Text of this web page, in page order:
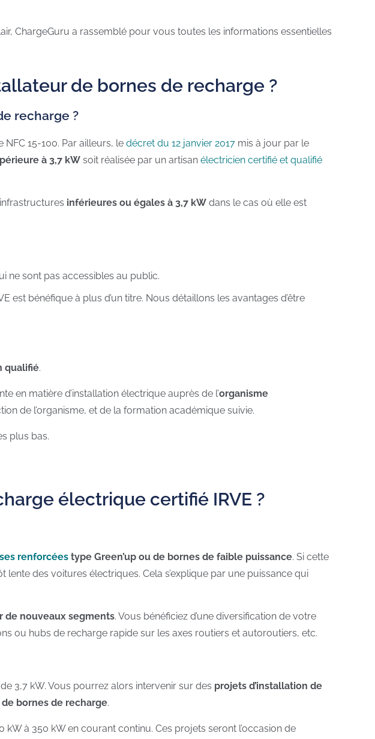
ChargeGuru a rassemblé pour vous toutes les informations essentielles
de bornes de recharge ?
recharge ?
15-100. Par ailleurs, le décret du 12 janvier 2017 mis à jour par le
à 3,7 kW soit réalisée par un artisan électricien certifié et qualifié
inférieures ou égales à 3,7 kW dans le cas où elle est
ne sont pas accessibles au public.
bénéfique à plus d’un titre. Nous détaillons les avantages d’être
qualifié.
en matière d’installation électrique auprès de l’organisme
de l’organisme, et de la formation académique suivie.
plus bas.
électrique certifié IRVE ?
renforcées type Green’up ou de bornes de faible puissance. Si cette
des voitures électriques. Cela s’explique par une puissance qui
de nouveaux segments. Vous bénéficiez d’une diversification de votre
ou hubs de recharge rapide sur les axes routiers et autoroutiers, etc.
3,7 kW. Vous pourrez alors intervenir sur des projets d’installation de
bornes de recharge.
à 350 kW en courant continu. Ces projets seront l’occasion de